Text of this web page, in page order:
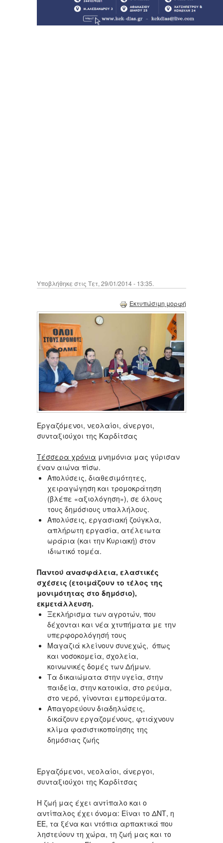
Υποβλήθηκε στις Τετ, 29/01/2014 - 13:35.
Εκτυπώσιμη μορφή
Εργαζόμενοι, νεολαίοι, άνεργοι,
συνταξιούχοι της Καρδίτσας
Τέσσερα χρόνια μνημόνια μας γύρισαν
έναν αιώνα πίσω.
Απολύσεις, διαθεσιμότητες,
χειραγώγηση και τρομοκράτηση
(βλέπε «αξιολόγηση»), σε όλους
τους δημόσιους υπαλλήλους.
Απολύσεις, εργασιακή ζούγκλα,
απλήρωτη εργασία, ατέλειωτα
ωράρια (και την Κυριακή) στον
ιδιωτικό τομέα.
Παντού ανασφάλεια, ελαστικές
σχέσεις (ετοιμάζουν το τέλος της
μονιμότητας στο δημόσιο),
εκμετάλλευση.
Ξεκλήρισμα των αγροτών, που
δέχονται και νέα χτυπήματα με την
υπερφορολόγησή τους
Μαγαζιά κλείνουν συνεχώς, όπως
και νοσοκομεία, σχολεία,
κοινωνικές δομές των Δήμων.
Τα δικαιώματα στην υγεία, στην
παιδεία, στην κατοικία, στο ρεύμα,
στο νερό, γίνονται εμπορεύματα.
Απαγορεύουν διαδηλώσεις,
δικάζουν εργαζομένους, φτιάχνουν
κλίμα φασιστικοποίησης της
δημόσιας ζωής
Εργαζόμενοι, νεολαίοι, άνεργοι,
συνταξιούχοι της Καρδίτσας
Η ζωή μας έχει αντίπαλο και ο
αντίπαλος έχει όνομα: Είναι το ΔΝΤ, η
ΕΕ, τα ξένα και ντόπια αρπακτικά που
ληστεύουν τη χώρα, τη ζωή μας και το